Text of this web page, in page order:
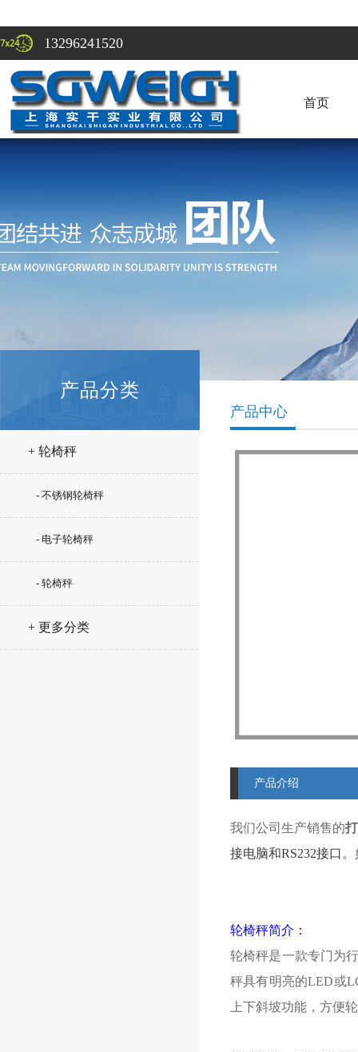
13296241520
首页
产品分类
+ 轮椅秤
- 不锈钢轮椅秤
- 电子轮椅秤
- 轮椅秤
+ 更多分类
产品中心
产品介绍
我们公司生产销售的
接电脑和RS232接口。
轮椅秤简介：
轮椅秤是一款专门为
秤具有明亮的LED或
上下斜坡功能，方便